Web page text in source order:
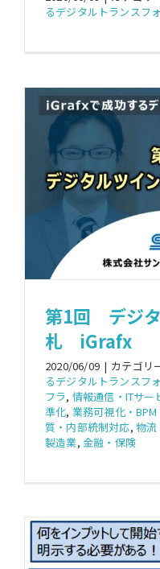
るデジタルトランスフ
第1回 デジタ
札 iGrafx
2020/06/09 | カテゴリ
るデジタルトランスフ
フラ, 情報通信・ITサー
準化, 業務可視化・
質・内部統制対応,物流
製造業,金融・保険